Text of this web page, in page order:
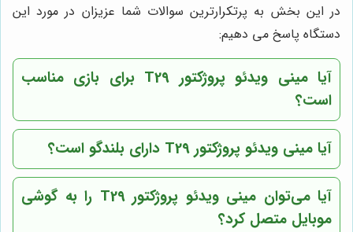
در این بخش به پرتکرارترین سوالات شما عزیزان در مورد این
دستگاه پاسخ می دهیم:
آیا مینی ویدئو پروژکتور T29 برای بازی مناسب
است؟
آیا مینی ویدئو پروژکتور T29 دارای بلندگو است؟
آیا می‌توان مینی ویدئو پروژکتور T29 را به گوشی
موبایل متصل کرد؟